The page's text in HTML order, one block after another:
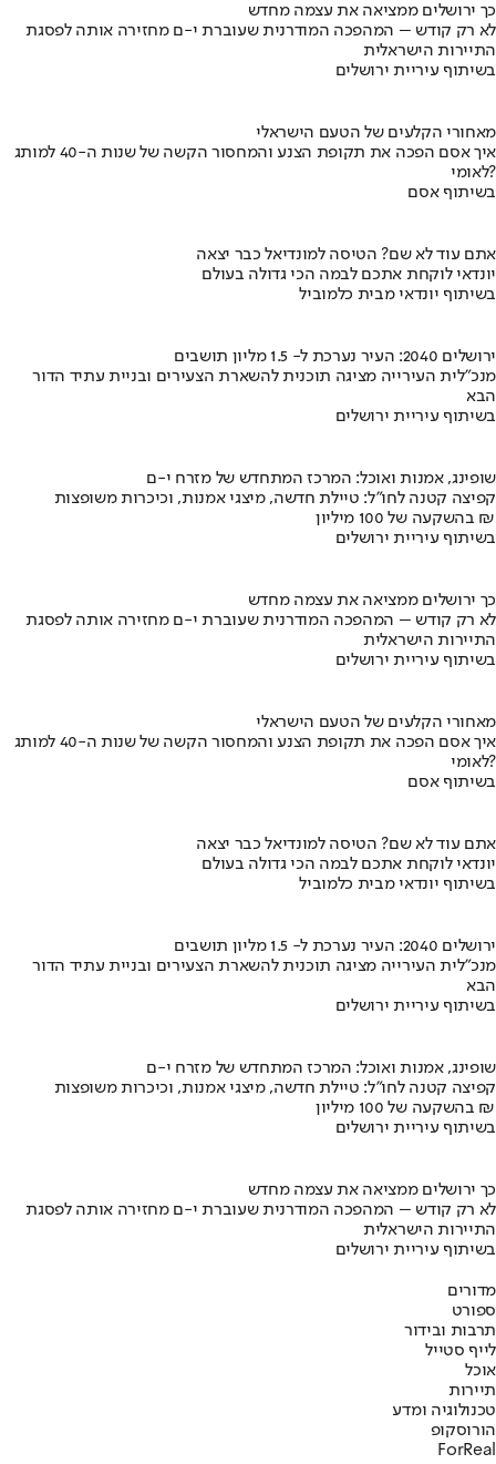
כך ירושלים ממציאה את עצמה מחדש
לא רק קודש – המהפכה המודרנית שעוברת י-ם מחזירה אותה לפסגת
התיירות הישראלית
בשיתוף עיריית ירושלים
מאחורי הקלעים של הטעם הישראלי
איך אסם הפכה את תקופת הצנע והמחסור הקשה של שנות ה-40 למותג
לאומי?
בשיתוף אסם
אתם עוד לא שם? הטיסה למונדיאל כבר יצאה
יונדאי לוקחת אתכם לבמה הכי גדולה בעולם
בשיתוף יונדאי מבית כלמוביל
ירושלים 2040: העיר נערכת ל- 1.5 מליון תושבים
מנכ"לית העירייה מציגה תוכנית להשארת הצעירים ובניית עתיד הדור
הבא
בשיתוף עיריית ירושלים
שופינג, אמנות ואוכל: המרכז המתחדש של מזרח י-ם
קפיצה קטנה לחו"ל: טיילת חדשה, מיצגי אמנות, וכיכרות משופצות
בהשקעה של 100 מיליון ₪
בשיתוף עיריית ירושלים
כך ירושלים ממציאה את עצמה מחדש
לא רק קודש – המהפכה המודרנית שעוברת י-ם מחזירה אותה לפסגת
התיירות הישראלית
בשיתוף עיריית ירושלים
מאחורי הקלעים של הטעם הישראלי
איך אסם הפכה את תקופת הצנע והמחסור הקשה של שנות ה-40 למותג
לאומי?
בשיתוף אסם
אתם עוד לא שם? הטיסה למונדיאל כבר יצאה
יונדאי לוקחת אתכם לבמה הכי גדולה בעולם
בשיתוף יונדאי מבית כלמוביל
ירושלים 2040: העיר נערכת ל- 1.5 מליון תושבים
מנכ"לית העירייה מציגה תוכנית להשארת הצעירים ובניית עתיד הדור
הבא
בשיתוף עיריית ירושלים
שופינג, אמנות ואוכל: המרכז המתחדש של מזרח י-ם
קפיצה קטנה לחו"ל: טיילת חדשה, מיצגי אמנות, וכיכרות משופצות
בהשקעה של 100 מיליון ₪
בשיתוף עיריית ירושלים
כך ירושלים ממציאה את עצמה מחדש
לא רק קודש – המהפכה המודרנית שעוברת י-ם מחזירה אותה לפסגת
התיירות הישראלית
בשיתוף עיריית ירושלים
מדורים
ספורט
תרבות ובידור
לייף סטייל
אוכל
תיירות
טכנולוגיה ומדע
הורוסקופ
ForReal